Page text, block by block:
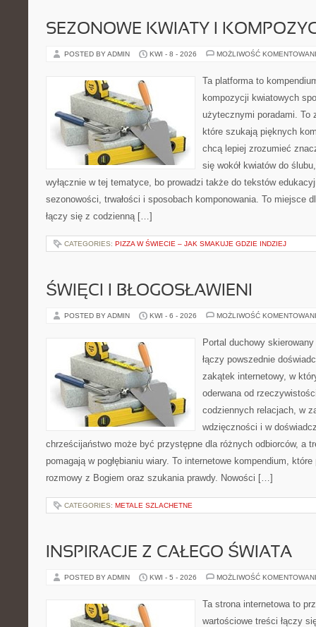
SEZONOWE KWIATY I
POSTED BY ADMIN KWI - 8 - 2026 MOŻLIWOŚĆ
Ta platforma to
kompozycji kwiatowych
użytecznymi poradami. To
które szukają pięknych
chcą lepiej zrozumieć
się wokół kwiatów do
wyłącznie w tej tematyce, bo prowadzi także do tekstów
sezonowości, trwałości i sposobach komponowania. To miejsce
łączy się z codzienną […]
CATEGORIES: PIZZA W ŚWIECIE – JAK SMAKUJE GDZIE INDZIEJ
ŚWIĘCI I BŁOGOSŁAWIENI
POSTED BY ADMIN KWI - 6 - 2026 MOŻLIWOŚĆ
Portal duchowy
łączy powszednie
zakątek internetowy, w
oderwana od
codziennych relacjach, w
wdzięczności i w
chrześcijaństwo może być przystępne dla różnych odbiorców, a
pomagają w pogłębianiu wiary. To internetowe kompendium,
rozmowy z Bogiem oraz szukania prawdy. Nowości […]
CATEGORIES: METALE SZLACHETNE
INSPIRACJE Z CAŁEGO ŚWIATA
POSTED BY ADMIN KWI - 5 - 2026 MOŻLIWOŚĆ
Ta strona internetowa to
wartościowe treści łączy